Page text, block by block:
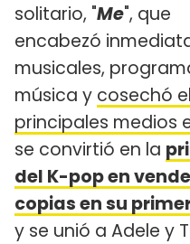
solitario, "Me", que
encabezó
musicales,
música y cosechó
principales medios
se convirtió en la
del K-pop en
copias en su
y se unió a Adele y